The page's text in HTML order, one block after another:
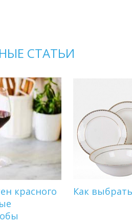
СТАТЬИ
красного
Как